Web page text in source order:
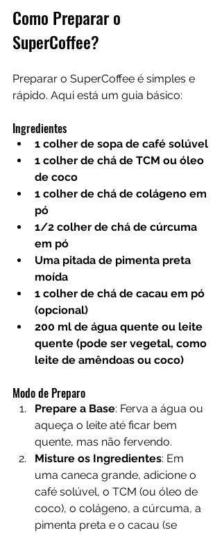
Como Preparar o
SuperCoffee?
Preparar o SuperCoffee é simples e
rápido. Aqui está um guia básico:
Ingredientes
1 colher de sopa de café solúvel
1 colher de chá de TCM ou óleo
de coco
1 colher de chá de colágeno em
pó
1/2 colher de chá de cúrcuma
em pó
Uma pitada de pimenta preta
moída
1 colher de chá de cacau em pó
(opcional)
200 ml de água quente ou leite
quente (pode ser vegetal, como
leite de amêndoas ou coco)
Modo de Preparo
Prepare a Base: Ferva a água ou
aqueça o leite até ficar bem
quente, mas não fervendo.
Misture os Ingredientes: Em
uma caneca grande, adicione o
café solúvel, o TCM (ou óleo de
coco), o colágeno, a cúrcuma, a
pimenta preta e o cacau (se